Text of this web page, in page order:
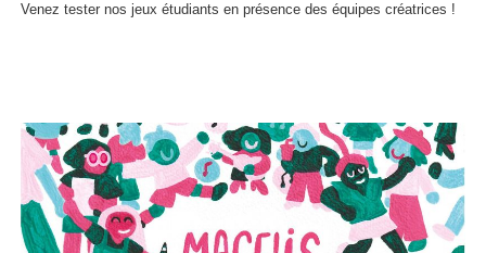
Venez tester nos jeux étudiants en présence des équipes créatrices !